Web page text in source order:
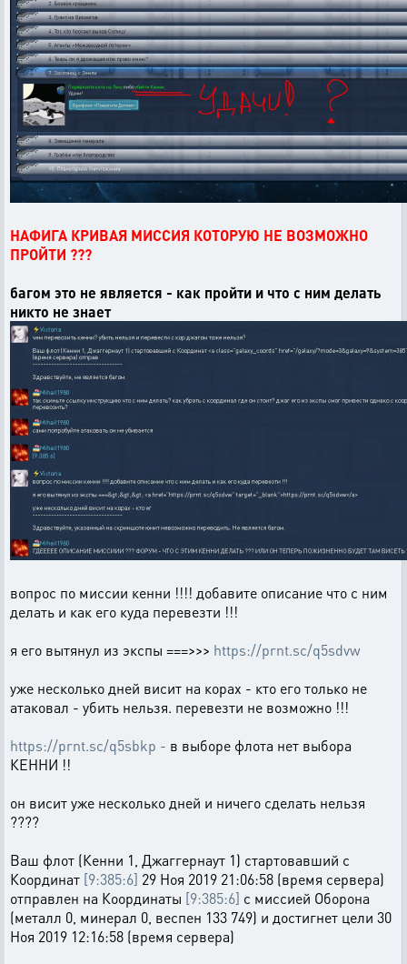
НАФИГА КРИВАЯ МИССИЯ КОТОРУЮ НЕ ВОЗМОЖНО
ПРОЙТИ ???
багом это не является - как пройти и что с ним делать
никто не знает
вопрос по миссии кенни !!!! добавите описание что с ним
делать и как его куда перевезти !!!
я его вытянул из экспы ===>>> https://prnt.sc/q5sdvw
уже несколько дней висит на корах - кто его только не
атаковал - убить нельзя. перевезти не возможно !!!
https://prnt.sc/q5sbkp - в выборе флота нет выбора
КЕННИ !!
он висит уже несколько дней и ничего сделать нельзя
????
Ваш флот (Кенни 1, Джаггернаут 1) стартовавший с
Координат [9:385:6] 29 Ноя 2019 21:06:58 (время сервера)
отправлен на Координаты [9:385:6] с миссией Оборона
(металл 0, минерал 0, веспен 133 749) и достигнет цели 30
Ноя 2019 12:16:58 (время сервера)